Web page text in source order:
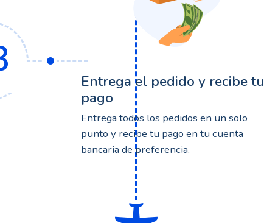
Entrega el pedido y recibe tu
pago
Entrega todos los pedidos en un solo
punto y recibe tu pago en tu cuenta
bancaria de preferencia.